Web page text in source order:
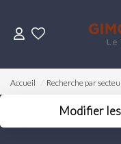
Accueil Recherche par
Modifier